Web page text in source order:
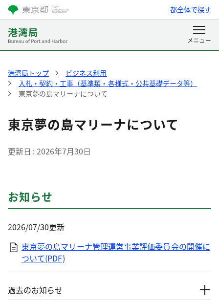
都全体で探す
港湾局トップ
ビジネス利用
入札・契約・工事（基準類・各様式・公共基礎データ等）
東京夢の島マリーナについて
東京夢の島マリーナについて
更新日 2026年7月30日
お知らせ
2026/07/30更新
東京夢の島マリーナ管理運営事業評価委員会の開催に
ついて(PDF)
過去のお知らせ